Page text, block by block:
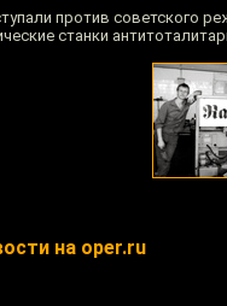
против советского
станки
на oper.ru